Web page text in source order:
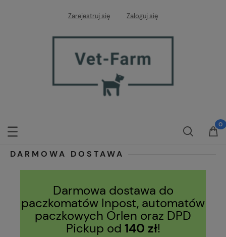
Zarejestruj się Zaloguj się
DARMOWA DOSTAWA
Darmowa dostawa do
paczkomatów Inpost, automatów
paczkowych Orlen oraz DPD
Pickup od 140 zł!